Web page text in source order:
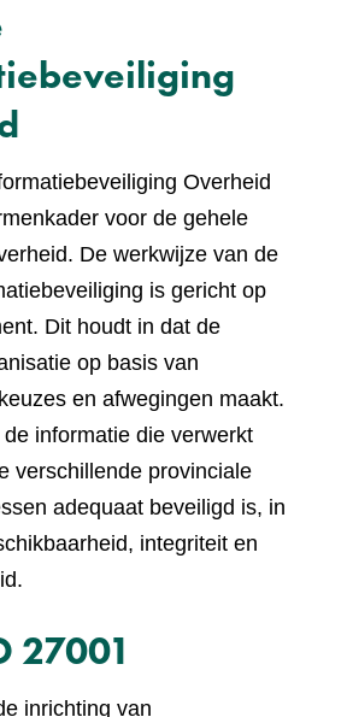
Overheid
voor de gehele
De werkwijze van de
is gericht op
Dit houdt in dat de
op basis van
en afwegingen maakt.
informatie die verwerkt
verschillende provinciale
adequaat beveiligd is, in
integriteit en
27001
inrichting van